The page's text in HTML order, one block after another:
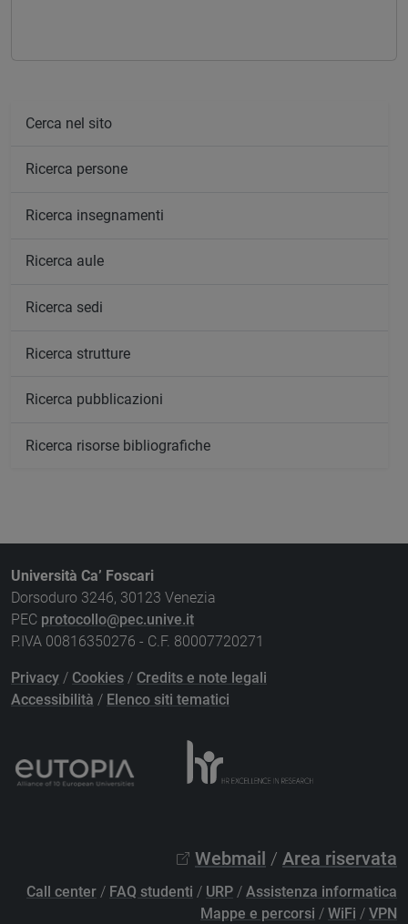
Cerca nel sito
Ricerca persone
Ricerca insegnamenti
Ricerca aule
Ricerca sedi
Ricerca strutture
Ricerca pubblicazioni
Ricerca risorse bibliografiche
Università Ca’ Foscari
Dorsoduro 3246, 30123 Venezia
PEC protocollo@pec.unive.it
P.IVA 00816350276 - C.F. 80007720271
Privacy / Cookies / Credits e note legali
Accessibilità / Elenco siti tematici
Webmail / Area riservata
Call center / FAQ studenti / URP / Assistenza informatica
Mappe e percorsi / WiFi / VPN